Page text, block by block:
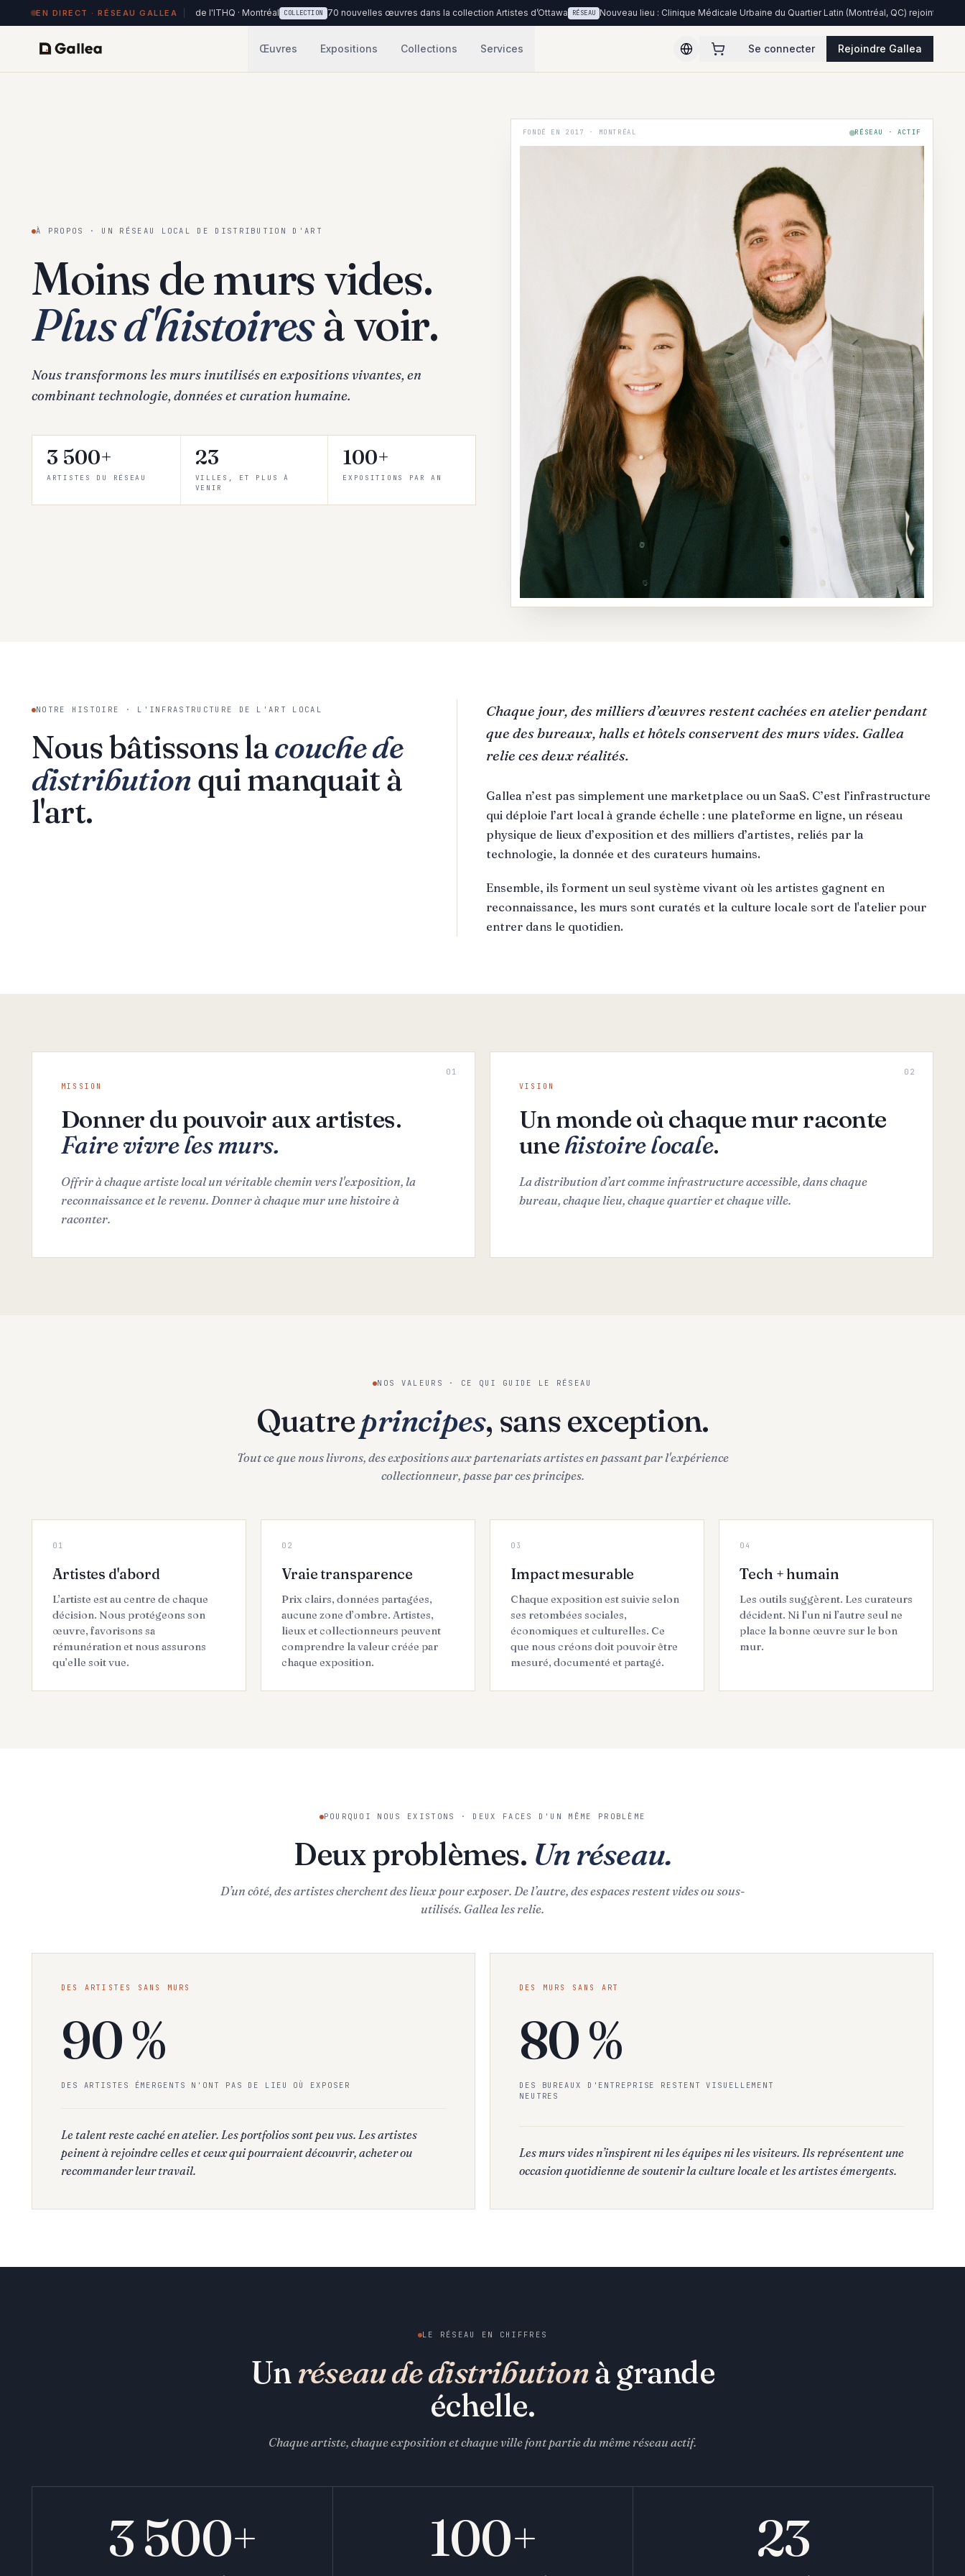
EN DIRECT · RÉSEAU GALLEA
84 œuvres exposées à Hôtel de l'ITHQ · Montréal COLLECTION 70 nouvelles œuvres dans la collection Artistes d’Ottawa RÉSEAU Nouveau lieu : Clinique Médicale Urbaine du Quartier Latin (Montréal, QC) rejoint le réseau
Œuvres Expositions Collections Services Se connecter Rejoindre Gallea
À PROPOS · UN RÉSEAU LOCAL DE DISTRIBUTION D'ART
Moins de murs vides.
Plus d'histoiresà voir.
Nous transformons les murs inutilisés en expositions vivantes, en
combinant technologie, données et curation humaine.
3 500+
ARTISTES DU RÉSEAU
23
VILLES, ET PLUS À
VENIR
100+
EXPOSITIONS PAR AN
FONDÉ EN 2017 · MONTRÉAL RÉSEAU · ACTIF
NOTRE HISTOIRE · L'INFRASTRUCTURE DE L'ART LOCAL
Nous bâtissons lacouche de
distributionqui manquait à
l'art.
Chaque jour, des milliers d’œuvres restent cachées en atelier pendant
que des bureaux, halls et hôtels conservent des murs vides. Gallea
relie ces deux réalités.
Gallea n’est pas simplement une marketplace ou un SaaS. C’est l’infrastructure
qui déploie l’art local à grande échelle : une plateforme en ligne, un réseau
physique de lieux d’exposition et des milliers d’artistes, reliés par la
technologie, la donnée et des curateurs humains.
Ensemble, ils forment un seul système vivant où les artistes gagnent en
reconnaissance, les murs sont curatés et la culture locale sort de l'atelier pour
entrer dans le quotidien.
0 1
MISSION
Donner du pouvoir aux artistes.
Faire vivre les murs.
Offrir à chaque artiste local un véritable chemin vers l'exposition, la
reconnaissance et le revenu. Donner à chaque mur une histoire à
raconter.
0 2
VISION
Un monde où chaque mur raconte
unehistoire locale.
La distribution d’art comme infrastructure accessible, dans chaque
bureau, chaque lieu, chaque quartier et chaque ville.
NOS VALEURS · CE QUI GUIDE LE RÉSEAU
Quatreprincipes, sans exception.
Tout ce que nous livrons, des expositions aux partenariats artistes en passant par l'expérience
collectionneur, passe par ces principes.
0 1
Artistes d'abord
L’artiste est au centre de chaque
décision. Nous protégeons son
œuvre, favorisons sa
rémunération et nous assurons
qu’elle soit vue.
0 2
Vraie transparence
Prix clairs, données partagées,
aucune zone d’ombre. Artistes,
lieux et collectionneurs peuvent
comprendre la valeur créée par
chaque exposition.
0 3
Impact mesurable
Chaque exposition est suivie selon
ses retombées sociales,
économiques et culturelles. Ce
que nous créons doit pouvoir être
mesuré, documenté et partagé.
0 4
Tech + humain
Les outils suggèrent. Les curateurs
décident. Ni l’un ni l’autre seul ne
place la bonne œuvre sur le bon
mur.
POURQUOI NOUS EXISTONS · DEUX FACES D'UN MÊME PROBLÈME
Deux problèmes. Un réseau.
D’un côté, des artistes cherchent des lieux pour exposer. De l’autre, des espaces restent vides ou sous-
utilisés. Gallea les relie.
DES ARTISTES SANS MURS
90 %
DES ARTISTES ÉMERGENTS N'ONT PAS DE LIEU OÙ EXPOSER
Le talent reste caché en atelier. Les portfolios sont peu vus. Les artistes
peinent à rejoindre celles et ceux qui pourraient découvrir, acheter ou
recommander leur travail.
DES MURS SANS ART
80 %
DES BUREAUX D'ENTREPRISE RESTENT VISUELLEMENT
NEUTRES
Les murs vides n’inspirent ni les équipes ni les visiteurs. Ils représentent une
occasion quotidienne de soutenir la culture locale et les artistes émergents.
LE RÉSEAU EN CHIFFRES
Unréseau de distributionà grande
échelle.
Chaque artiste, chaque exposition et chaque ville font partie du même réseau actif.
3 500+ 100+ 23